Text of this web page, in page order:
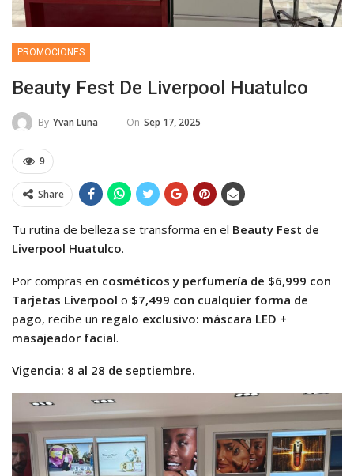
PROMOCIONES
Beauty Fest De Liverpool Huatulco
By Yvan Luna On Sep 17, 2025
9
Share
Tu rutina de belleza se transforma en el Beauty Fest de
Liverpool Huatulco.
Por compras en cosméticos y perfumería de $6,999 con
Tarjetas Liverpool o $7,499 con cualquier forma de
pago, recibe un regalo exclusivo: máscara LED +
masajeador facial.
Vigencia: 8 al 28 de septiembre.